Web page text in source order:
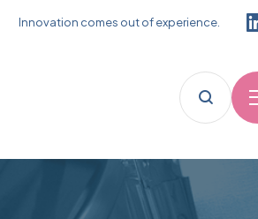
Innovation comes out of experience.